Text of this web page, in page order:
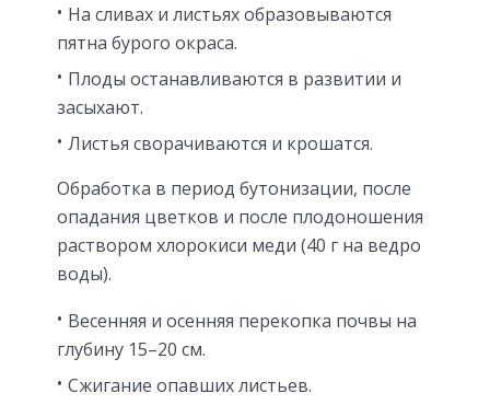
На сливах и листьях образовываются
пятна бурого окраса.
Плоды останавливаются в развитии и
засыхают.
Листья сворачиваются и крошатся.
Обработка в период бутонизации, после
опадания цветков и после плодоношения
раствором хлорокиси меди (40 г на ведро
воды).
Весенняя и осенняя перекопка почвы на
глубину 15–20 см.
Сжигание опавших листьев.